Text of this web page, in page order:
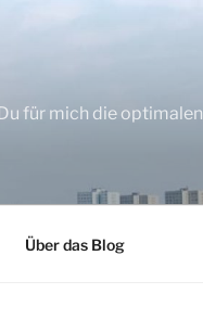
für mich die optimalen
Über das Blog